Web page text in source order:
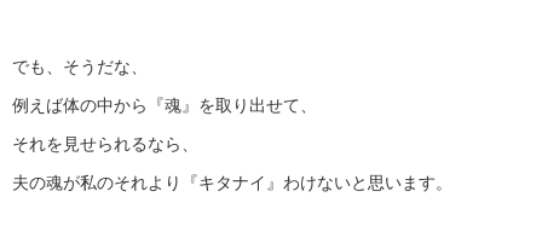
でも、そうだな、
例えば体の中から『魂』を取り出せて、
それを見せられるなら、
夫の魂が私のそれより『キタナイ』わけないと思います。